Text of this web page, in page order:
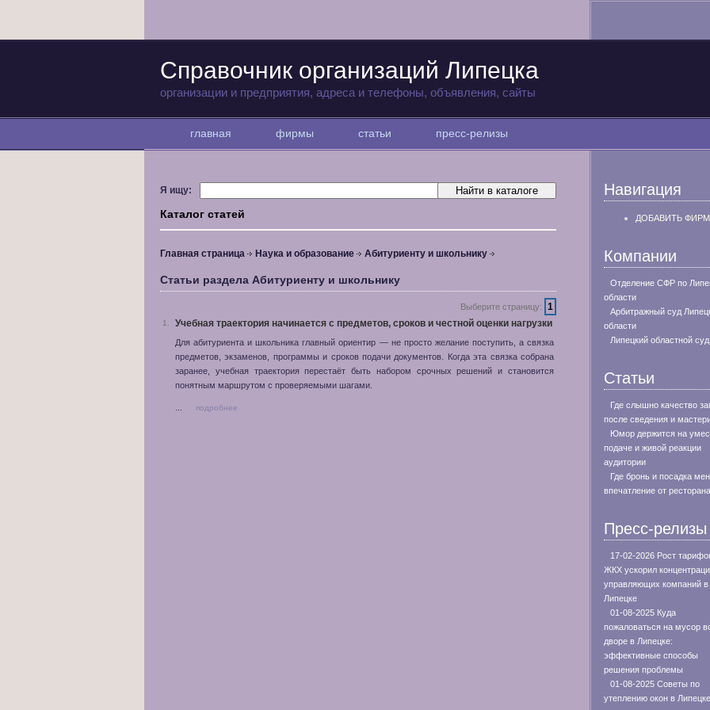
Справочник организаций Липецка
организации и предприятия, адреса и телефоны, объявления, сайты
главная фирмы статьи пресс-релизы
Я ищу:
Каталог статей
Главная страница Наука и образование Абитуриенту и школьнику
Статьи раздела Абитуриенту и школьнику
Выберите страницу: 1
1. Учебная траектория начинается с предметов, сроков и честной оценки нагрузки
Для абитуриента и школьника главный ориентир — не просто желание поступить, а связка
предметов, экзаменов, программы и сроков подачи документов. Когда эта связка собрана
заранее, учебная траектория перестаёт быть набором срочных решений и становится
понятным маршрутом с проверяемыми шагами.
подробнее
Навигация
ДОБАВИТЬ
Компании
Отделение СФР по
области
Арбитражный суд
области
Липецкий областной суд
Статьи
Где слышно качество
после сведения и
Юмор держится на
подаче и живой реакции
аудитории
Где бронь и посадка
впечатление от ресторана
Пресс-релизы
17-02-2026 Рост
ЖКХ ускорил
управляющих компаний в
Липецке
01-08-2025 Куда
пожаловаться на мусор
дворе в Липецке:
эффективные способы
решения проблемы
01-08-2025 Советы по
утеплению окон в